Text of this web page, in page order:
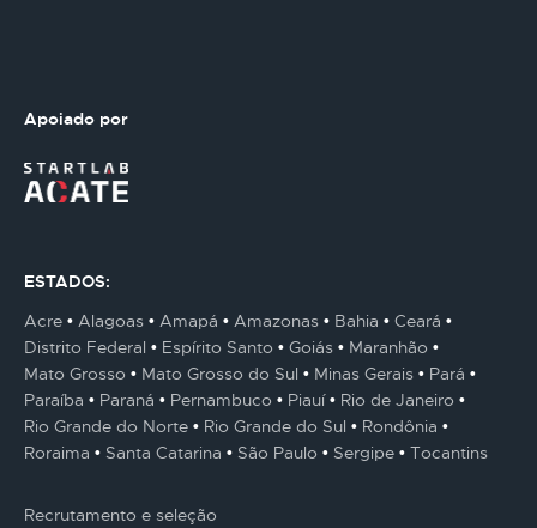
Apoiado por
ESTADOS:
Acre
Alagoas Amapá Amazonas Bahia
Ceará
Distrito Federal
Espírito Santo Goiás
Maranhão
Mato Grosso
Mato Grosso do Sul Minas Gerais
Pará
Paraíba
Paraná Pernambuco Piauí
Rio de Janeiro
Rio Grande do Norte
Rio Grande do Sul
Rondônia
Roraima
Santa Catarina São Paulo Sergipe Tocantins
Recrutamento e seleção